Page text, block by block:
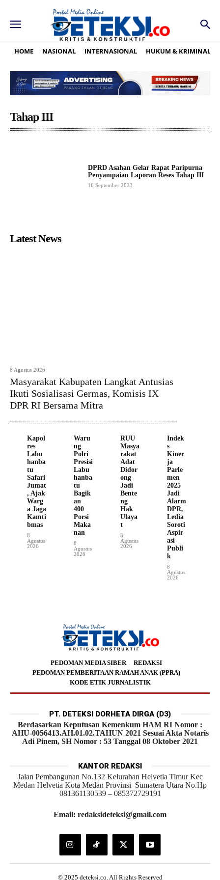
HOME NASIONAL INTERNASIONAL HUKUM & KRIMINAL
Tahap III
DPRD Asahan Gelar Rapat Paripurna
Penyampaian Laporan Reses Tahap III
16 September 2023
Latest News
8 Agustus 2026
Masyarakat Kabupaten Langkat Antusias
Ikuti Sosialisasi Germas, Komisis IX
DPR RI Bersama Mitra
Kapol
res
Labu
hanba
tu
Safari
Jumat
, Ajak
Warg
a Jaga
Kamti
bmas
8
Agustus
2026
Waru
ng
Polri
Presisi
Labu
hanba
tu
Bagik
an
400
Porsi
Maka
nan
8
Agustus
2026
RUU
Masya
rakat
Adat
Didor
ong
Jadi
Bente
ng
Hak
Ulaya
t
8
Agustus
2026
Indek
s
Kiner
ja
Parle
men
2025
Jadi
Alarm
DPR,
Ledia
Soroti
Aspir
asi
Publi
k
8
Agustus
2026
PEDOMAN MEDIA SIBER
REDAKSI
PEDOMAN PEMBERITAAN RAMAH ANAK (PPRA)
KODE ETIK JURNALISTIK
PT. DETEKSI DORHETA DIRGA (D3)
Berdasarkan Keputusan Kemenkum HAM RI Nomor :
AHU-0056413.AH.01.02.TAHUN 2021 Sesuai Akta Notaris
Adi Pinem, SH Nomor : 53 Tanggal 08 Oktober 2021
KANTOR REDAKSI
Jalan Pembangunan No.132 Kelurahan Helvetia Timur Kec
Medan Helvetia Kota Medan Provinsi Sumatera Utara No.Hp
081361130539 – 085372729191
Email: redaksideteksi@gmail.com
© 2025 deteksi.co. All Rights Reserved